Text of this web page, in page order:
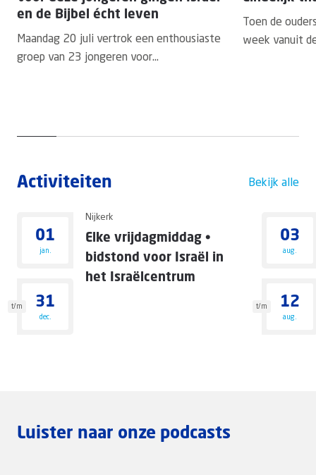
en de Bijbel écht leven
Maandag 20 juli vertrok een enthousiaste
groep van 23 jongeren voor...
Toen de
week vanuit
Activiteiten Bekijk alle
01
jan.
t/m 31
dec.
Nijkerk
Elke vrijdagmiddag •
bidstond voor Israël in
het Israëlcentrum
03
aug.
t/m 12
aug.
Luister naar onze podcasts